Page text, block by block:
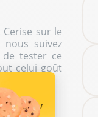
Cerise sur le
suivez
tester ce
celui goût